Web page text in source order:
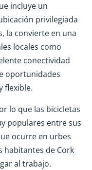
incluye un
privilegiada
la convierte en una
locales como
conectividad
oportunidades
flexible.
lo que las bicicletas
populares entre sus
ocurre en urbes
habitantes de Cork
al trabajo.